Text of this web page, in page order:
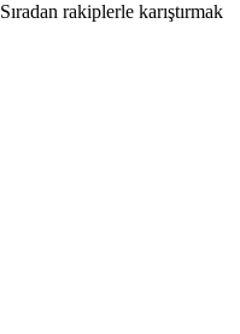
Sıradan rakiplerle karıştırmak